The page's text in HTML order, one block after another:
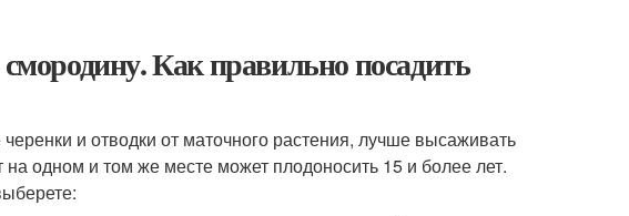
Как правильно посадить
и отводки от маточного растения, лучше высаживать
одном и том же месте может плодоносить 15 и более лет.